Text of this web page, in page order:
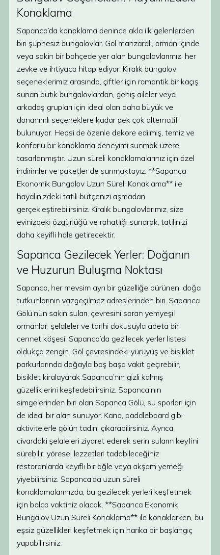
Konaklama
Sapanca’da konaklama denince akla ilk gelenlerden
biri şüphesiz bungalovlar. Göl manzaralı, orman içinde
veya sakin bir bahçede yer alan bungalovlarımız, her
zevke ve ihtiyaca hitap ediyor. Kiralık bungalov
seçeneklerimiz arasında, çiftler için romantik bir kaçış
sunan butik bungalovlardan, geniş aileler veya
arkadaş grupları için ideal olan daha büyük ve
donanımlı seçeneklere kadar pek çok alternatif
bulunuyor. Hepsi de özenle dekore edilmiş, temiz ve
konforlu bir konaklama deneyimi sunmak üzere
tasarlanmıştır. Uzun süreli konaklamalarınız için özel
indirimler ve paketler de sunmaktayız. **Sapanca
Ekonomik Bungalov Uzun Süreli Konaklama** ile
hayalinizdeki tatili bütçenizi aşmadan
gerçekleştirebilirsiniz. Kiralık bungalovlarımız, size
evinizdeki özgürlüğü ve rahatlığı sunarak, tatilinizi
daha keyifli hale getirecektir.
Sapanca Gezilecek Yerler: Doğanın
ve Huzurun Buluşma Noktası
Sapanca, her mevsim ayrı bir güzelliğe bürünen, doğa
tutkunlarının vazgeçilmez adreslerinden biri. Sapanca
Gölü’nün sakin suları, çevresini saran yemyeşil
ormanlar, şelaleler ve tarihi dokusuyla adeta bir
cennet köşesi. Sapanca’da gezilecek yerler listesi
oldukça zengin. Göl çevresindeki yürüyüş ve bisiklet
parkurlarında doğayla baş başa vakit geçirebilir,
bisiklet kiralayarak Sapanca’nın gizli kalmış
güzelliklerini keşfedebilirsiniz. Sapanca’nın
simgelerinden biri olan Sapanca Gölü, su sporları için
de ideal bir alan sunuyor. Kano, paddleboard gibi
aktivitelerle gölün tadını çıkarabilirsiniz. Ayrıca,
civardaki şelaleleri ziyaret ederek serin suların keyfini
sürebilir, yöresel lezzetleri tadabileceğiniz
restoranlarda keyifli bir öğle veya akşam yemeği
yiyebilirsiniz. Sapanca’da uzun süreli
konaklamalarınızda, bu gezilecek yerleri keşfetmek
için bolca vaktiniz olacak. **Sapanca Ekonomik
Bungalov Uzun Süreli Konaklama** ile konaklarken, bu
eşsiz güzellikleri keşfetmek için harika bir başlangıç
yapabilirsiniz.